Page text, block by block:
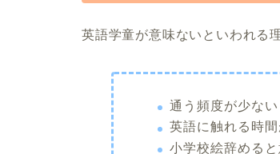
英語学童が意味ないといわれる
通う頻度が少ない
英語に触れる時
小学校絵辞める